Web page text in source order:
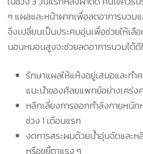
ๆ แผลและหน้าผากเพื่อลดอาการบวม
จึงเปลี่ยนเป็นประคบอุ่นเพื่อช่วยให้เลื
นอนหมอนสูงจะช่วยลดอาการบวมได้
รักษาแผลให้แห้งอยู่เสมอและทำ
แนะนำของศัลยแพทย์อย่างเคร่ง
หลีกเลี่ยงการออกกำลังกายหนั
ช่วง 1 เดือนแรก
งดการสระผมด้วยน้ำอุ่นจัดและห
หรือขยี้ตาแรง ๆ